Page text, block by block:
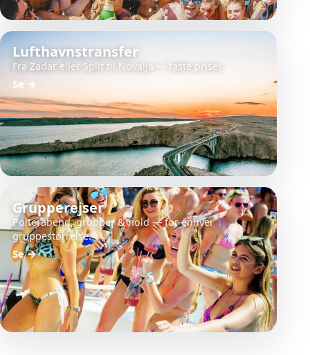
Lufthavnstransfer
Fra Zadar eller Split til Novalja — faste priser.
Se →
Grupperejser
Polterabend, grupper & hold — for enhver
gruppestørrelse.
Se→